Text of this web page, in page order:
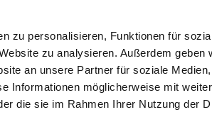
zu personalisieren, Funktionen für
zu analysieren. Außerdem geben
an unsere Partner für soziale
Informationen möglicherweise mit
die sie im Rahmen Ihrer Nutzung der